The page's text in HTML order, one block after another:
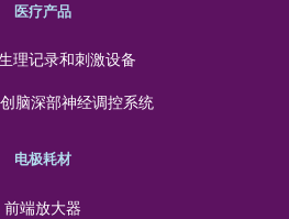
医疗产品
理记录和刺激设备
脑深部神经调控系统
电极耗材
前端放大器